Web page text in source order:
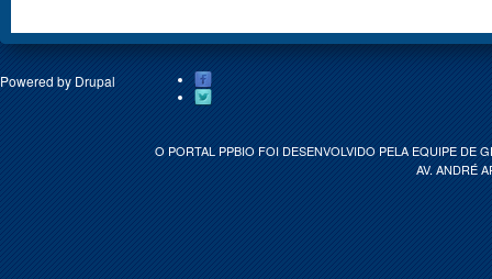
Powered by Drupal
O PORTAL PPBIO FOI DESENVOLVIDO PELA EQUIPE DE
AV. ANDRÉ